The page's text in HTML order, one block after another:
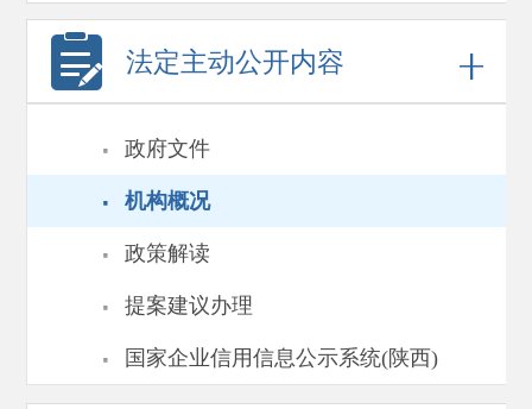
法定主动公开内容
· 政府文件
· 机构概况
· 政策解读
· 提案建议办理
· 国家企业信用信息公示系统(陕西)